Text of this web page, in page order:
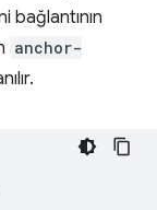
bağlantının
anchor-